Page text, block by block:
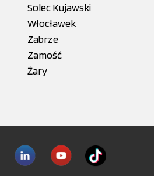
Solec Kujawski
Włocławek
Zabrze
Zamość
Żary